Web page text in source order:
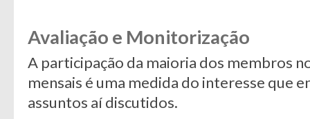
Avaliação e Monitorização
A participação da maioria dos membros
mensais é uma medida do interesse que
assuntos aí discutidos.